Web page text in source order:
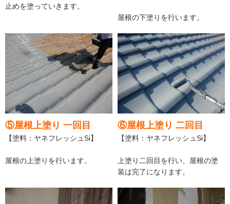
止めを塗っていきます。
屋根の下塗りを行います。
⑤屋根上塗り 一回目
【塗料：ヤネフレッシュSi】
屋根の上塗りを行います。
⑥屋根上塗り 二回目
【塗料：ヤネフレッシュSi】
上塗り二回目を行い、屋根の塗
装は完了になります。